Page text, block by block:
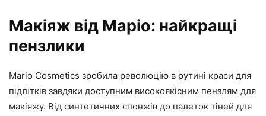
Макіяж від Маріо: найкращі
пензлики
Mario Cosmetics зробила революцію в рутині краси для
підлітків завдяки доступним високоякісним пензлям для
макіяжу. Від синтетичних спонжів до палеток тіней для